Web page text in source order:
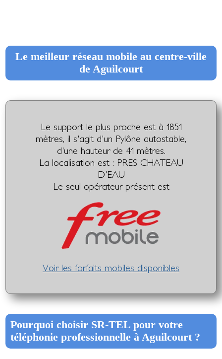
Le meilleur réseau mobile au centre-ville
de Aguilcourt
Le support le plus proche est à 1851
mètres, il s'agit d'un Pylône autostable,
d'une hauteur de 41 mètres.
La localisation est : PRES CHATEAU
D'EAU
Le seul opérateur présent est
Voir les forfaits mobiles disponibles
Pourquoi choisir SR-TEL pour votre
téléphonie professionnelle à Aguilcourt ?